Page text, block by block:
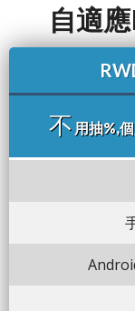
自適
不 用抽%,